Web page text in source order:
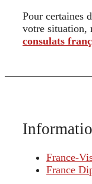
Pour certaines
votre situation,
consulats
France-
France